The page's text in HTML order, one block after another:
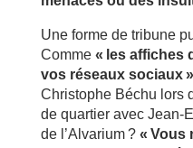
Une forme de tribune
Comme « les affiches
vos réseaux sociaux
Christophe Béchu lors
de quartier avec Jean-
de l’Alvarium ? « Vous